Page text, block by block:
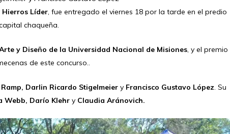
Hierros Líder, fue entregado el viernes 18 por la tarde en el predio
chaqueña.
y Diseño de la Universidad Nacional de Misiones, y el premio
de este concurso..
Darlin Ricardo Stigelmeier y Francisco Gustavo López. Su
Webb, Darío Klehr y Claudia Aránovich.